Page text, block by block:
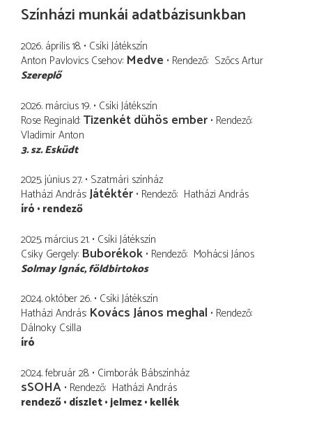
Színházi munkái adatbázisunkban
2026. április 18. Csíki Játékszín
Anton Pavlovics Csehov Medve Rendező Szőcs Artur
Szereplő
2026. március 19. Csíki Játékszín
Rose Reginald Tizenkét dühös ember Rendező
Vladimir Anton
3. sz. Esküdt
2025. június 27. Szatmári színház
Hatházi András Játéktér Rendező Hatházi András
író rendező
2025. március 21. Csíki Játékszín
Csiky Gergely Buborékok Rendező Mohácsi János
Solmay Ignác földbirtokos
2024. október 26. Csíki Játékszín
Hatházi András Kovács János meghal Rendező
Dálnoky Csilla
író
2024. február 28. Cimborák Bábszínház
sSOHA Rendező Hatházi András
rendező díszlet jelmez kellék